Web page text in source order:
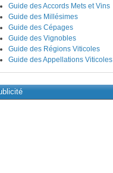
Guide des Accords Mets et Vins
Guide des Millésimes
Guide des Cépages
Guide des Vignobles
Guide des Régions Viticoles
Guide des Appellations Viticoles